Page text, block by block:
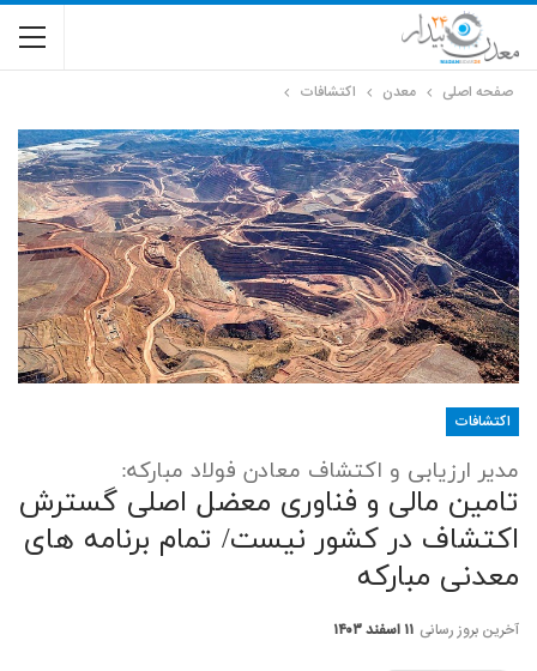
صفحه اصلی معدن اکتشافات
اکتشافات
مدیر ارزیابی و اکتشاف معادن فولاد مبارکه:
تامین مالی و فناوری معضل اصلی گسترش
اکتشاف در کشور نیست/ تمام برنامه های
معدنی مبارکه
آخرین بروز رسانی ۱۱ اسفند ۱۴۰۳